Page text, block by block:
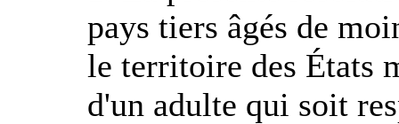
pays tiers âgés de
le territoire des États
d'un adulte qui soit